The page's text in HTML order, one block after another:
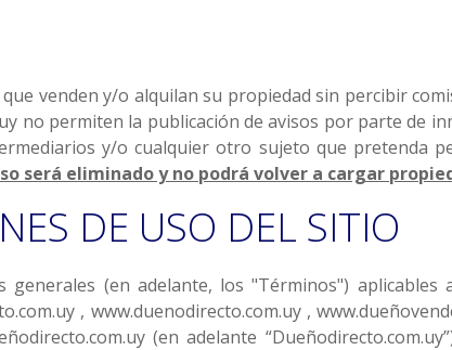
venden y/o alquilan su propiedad sin percibir
no permiten la publicación de avisos por parte de
y/o cualquier otro sujeto que pretenda
será eliminado y no podrá volver a cargar
DE USO DEL SITIO
generales (en adelante, los "Términos")
, www.duenodirecto.com.uy ,
(en adelante